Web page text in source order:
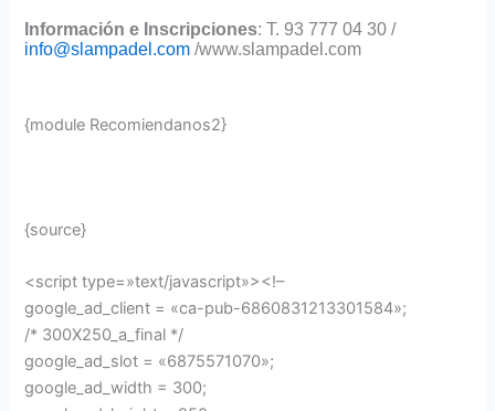
Información e Inscripciones: T. 93 777 04 30 /
info@slampadel.com /www.slampadel.com
{module Recomiendanos2}
{source}
<script type=»text/javascript»><!–
google_ad_client = «ca-pub-6860831213301584»;
/* 300X250_a_final */
google_ad_slot = «6875571070»;
google_ad_width = 300;